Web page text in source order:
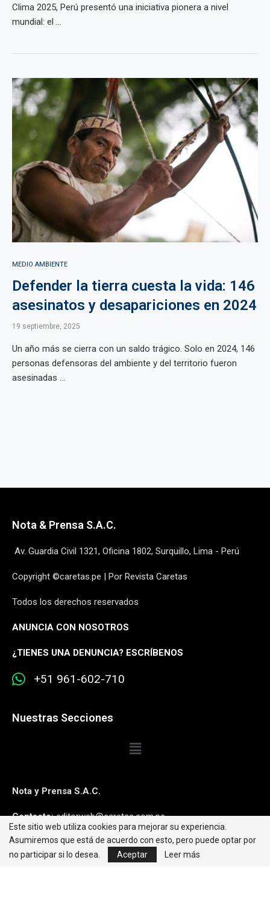
Clima 2025, Perú presentó una iniciativa pionera a nivel
mundial: el ...
MEDIO AMBIENTE
Defender la tierra cuesta la vida: 146
asesinatos y desapariciones en 2024
19 septiembre, 2025
Un año más se cierra con un saldo trágico. Solo en 2024, 146
personas defensoras del ambiente y del territorio fueron
asesinadas ...
Nota & Prensa S.A.C.
Av. Guardia Civil 1321, Oficina 1802, Surquillo, Lima - Perú
Copyright ©caretas.pe | Por Revista Caretas
Todos los derechos reservados
ANUNCIA CON NOSOTROS
¿TIENES UNA DENUNCIA? ESCRÍBENOS
+51 961-602-710
Nuestras Secciones
Nota y Prensa S.A.C.
Contacto:editorweb@caretas.com.pe
Síguenos:
Este sitio web utiliza cookies para mejorar su experiencia.
Asumiremos que está de acuerdo con esto, pero puede optar por
no participar si lo desea.
Aceptar Leer más